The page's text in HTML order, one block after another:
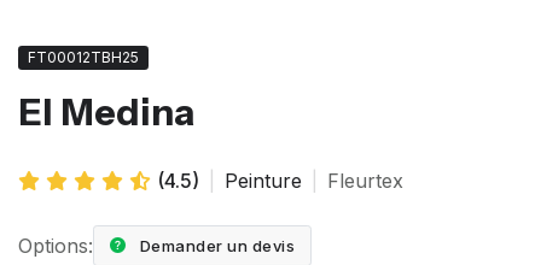
FT00012TBH25
El Medina
(4.5) Peinture Fleurtex
Options: Demander un devis